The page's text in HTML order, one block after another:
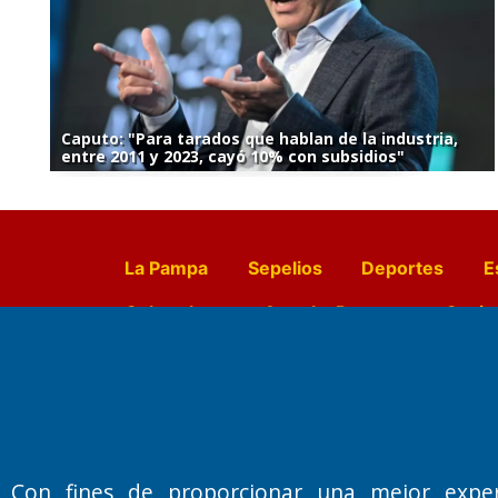
Caputo: "Para tarados que hablan de la industria,
entre 2011 y 2023, cayó 10% con subsidios"
La Pampa Sepelios Deportes
Culturales
Agro La Pampa
Fundado por el Doctor Antonio